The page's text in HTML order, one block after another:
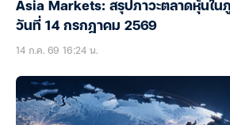
Asia Markets: สรุปภาวะตลาดหุ้นในภู
วันที่ 14 กรกฎาคม 2569
14 ก.ค. 69 16:24 น.